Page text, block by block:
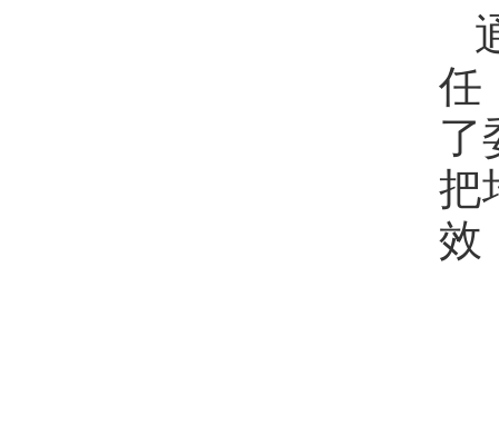
任
了
把
效